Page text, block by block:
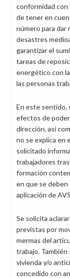
conformidad con
de tener en
número para dar
desastres
garantizar el
tareas de
energético con
las personas
En este sentido,
efectos de
dirección, así
no se explica en
solicitado
trabajadores
formación
en que se deben
aplicación de
Se solicita
previstas por
mermas del
trabajo.
vivienda y/o
concedido con